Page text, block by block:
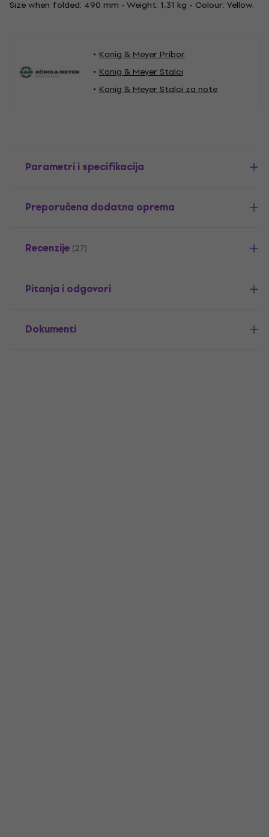
Size when folded: 490 mm - Weight: 1,31 kg - Colour: Yellow.
Konig & Meyer Pribor
Konig & Meyer Stalci
Konig & Meyer Stalci za note
Parametri i specifikacija
Preporučena dodatna oprema
Recenzije (27)
Pitanja i odgovori
Dokumenti